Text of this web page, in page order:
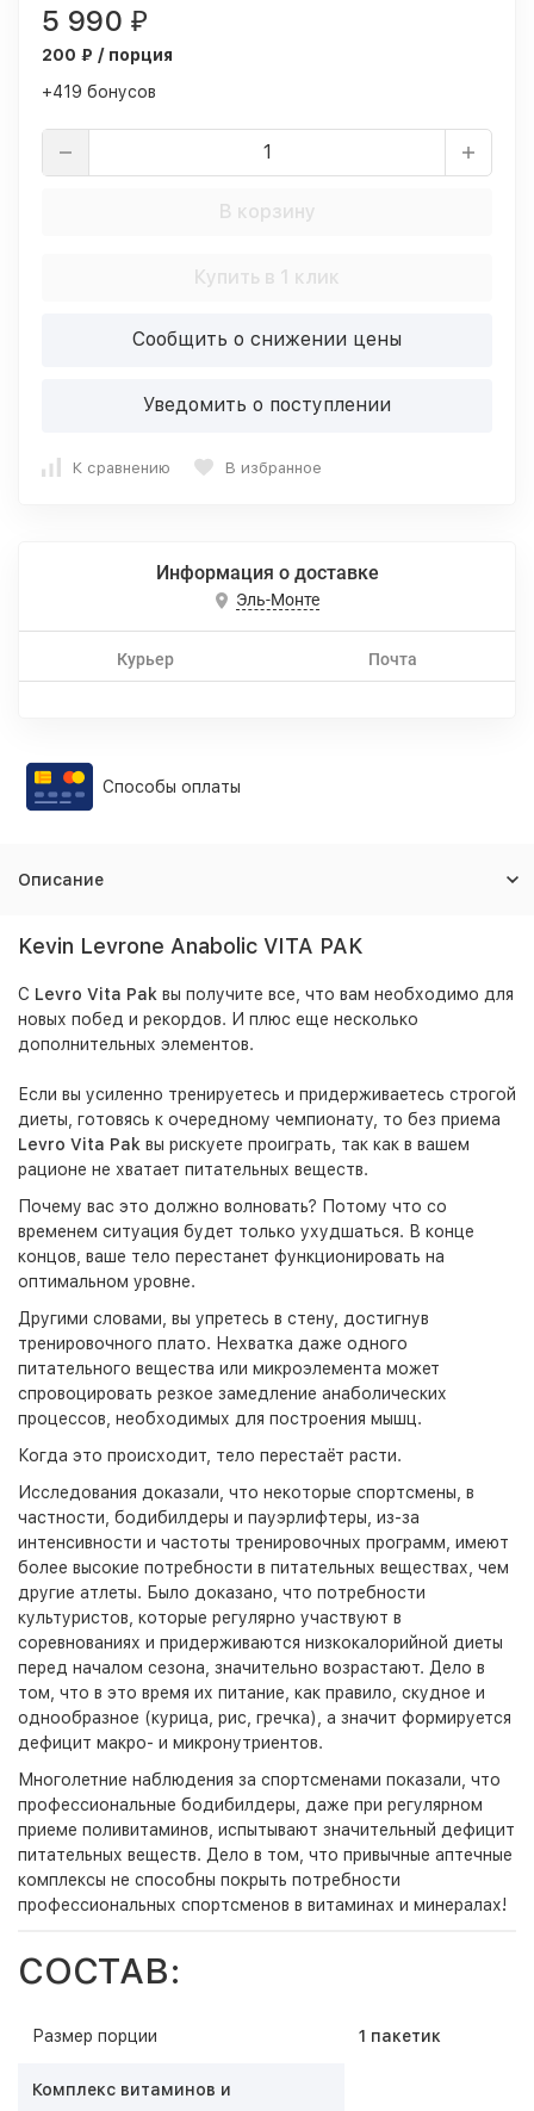
5 990 ₽
200 ₽ / порция
+419 бонусов
В корзину
Купить в 1 клик
Сообщить о снижении цены
Уведомить о поступлении
К сравнению В избранное
Информация о доставке
Эль-Монте
Курьер Почта
Способы оплаты
Описание
Kevin Levrone Anabolic VITA PAK
С Levro Vita Pak вы получите все, что вам необходимо для
новых побед и рекордов. И плюс еще несколько
дополнительных элементов.
Если вы усиленно тренируетесь и придерживаетесь строгой
диеты, готовясь к очередному чемпионату, то без приема
Levro Vita Pak вы рискуете проиграть, так как в вашем
рационе не хватает питательных веществ.
Почему вас это должно волновать? Потому что со
временем ситуация будет только ухудшаться. В конце
концов, ваше тело перестанет функционировать на
оптимальном уровне.
Другими словами, вы упретесь в стену, достигнув
тренировочного плато. Нехватка даже одного
питательного вещества или микроэлемента может
спровоцировать резкое замедление анаболических
процессов, необходимых для построения мышц.
Когда это происходит, тело перестаёт расти.
Исследования доказали, что некоторые спортсмены, в
частности, бодибилдеры и пауэрлифтеры, из-за
интенсивности и частоты тренировочных программ, имеют
более высокие потребности в питательных веществах, чем
другие атлеты. Было доказано, что потребности
культуристов, которые регулярно участвуют в
соревнованиях и придерживаются низкокалорийной диеты
перед началом сезона, значительно возрастают. Дело в
том, что в это время их питание, как правило, скудное и
однообразное (курица, рис, гречка), а значит формируется
дефицит макро- и микронутриентов.
Многолетние наблюдения за спортсменами показали, что
профессиональные бодибилдеры, даже при регулярном
приеме поливитаминов, испытывают значительный дефицит
питательных веществ. Дело в том, что привычные аптечные
комплексы не способны покрыть потребности
профессиональных спортсменов в витаминах и минералах!
СОСТАВ:
Размер порции 1 пакетик
Комплекс витаминов и